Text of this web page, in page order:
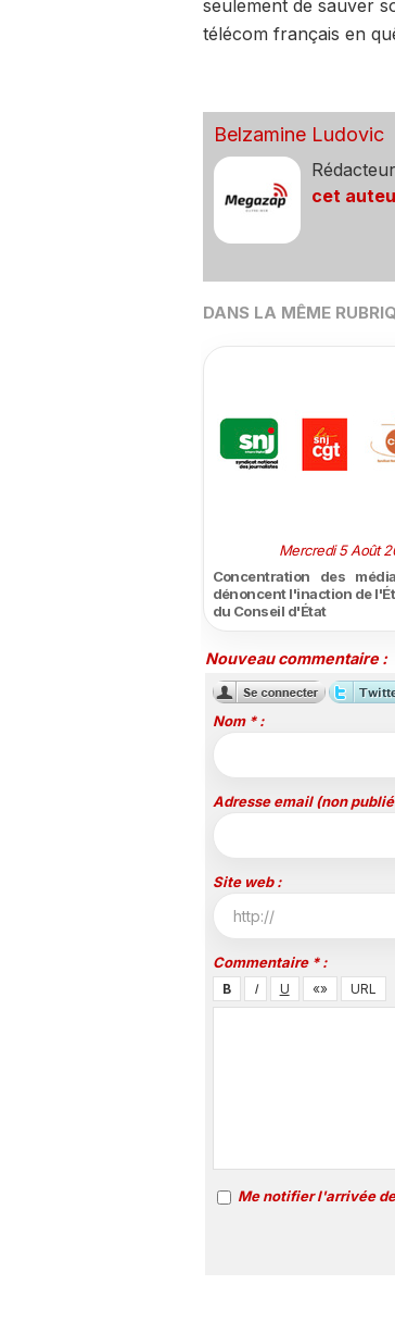
seulement de sauver
télécom français en
Belzamine Ludovic
cet
DANS LA MÊME
Mercredi 5 Août
Concentration des
dénoncent l'inaction de
du Conseil d'État
Nouveau commentaire :
Nom * :
Adresse email (non
Site web :
Commentaire * :
Me notifier l'arrivée